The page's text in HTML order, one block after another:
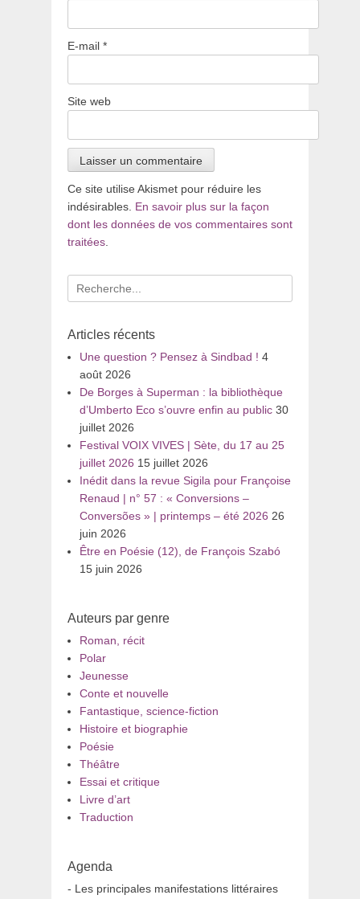
E-mail *
Site web
Ce site utilise Akismet pour réduire les
indésirables. En savoir plus sur la façon
dont les données de vos commentaires sont
traitées
Recherche
pour
Articles récents
Une question ? Pensez à Sindbad ! 4
août 2026
De Borges à Superman : la bibliothèque
d’Umberto Eco s’ouvre enfin au public 30
juillet 2026
Festival VOIX VIVES | Sète, du 17 au 25
juillet 2026 15 juillet 2026
Inédit dans la revue Sigila pour Françoise
Renaud | n° 57 : « Conversions –
Conversões » | printemps – été 2026 26
juin 2026
Être en Poésie (12), de François Szabó
15 juin 2026
Auteurs par genre
Roman, récit
Polar
Jeunesse
Conte et nouvelle
Fantastique, science-fiction
Histoire et biographie
Poésie
Théâtre
Essai et critique
Livre d’art
Traduction
Agenda
- Les principales manifestations littéraires